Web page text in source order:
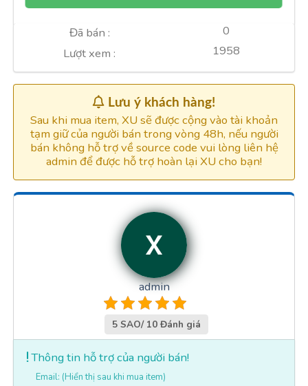
Đã bán :
0
Lượt xem :
1958
Lưu ý khách hàng!
Sau khi mua item, XU sẽ được cộng vào tài khoản
tạm giữ của người bán trong vòng 48h, nếu người
bán không hỗ trợ về source code vui lòng liên hệ
admin để được hỗ trợ hoàn lại XU cho bạn!
admin
5 SAO/ 10 Đánh giá
Thông tin hỗ trợ của người bán!
Email: (Hiển thị sau khi mua item)